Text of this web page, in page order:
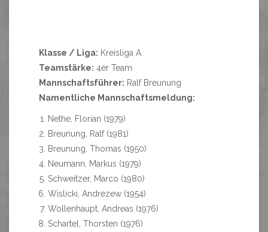
Klasse / Liga: Kreisliga A
Teamstärke: 4er Team
Mannschaftsführer: Ralf Breunung
Namentliche Mannschaftsmeldung:
Nethe, Florian (1979)
Breunung, Ralf (1981)
Breunung, Thomas (1950)
Neumann, Markus (1979)
Schweitzer, Marco (1980)
Wislicki, Andrezew (1954)
Wollenhaupt, Andreas (1976)
Schartel, Thorsten (1976)